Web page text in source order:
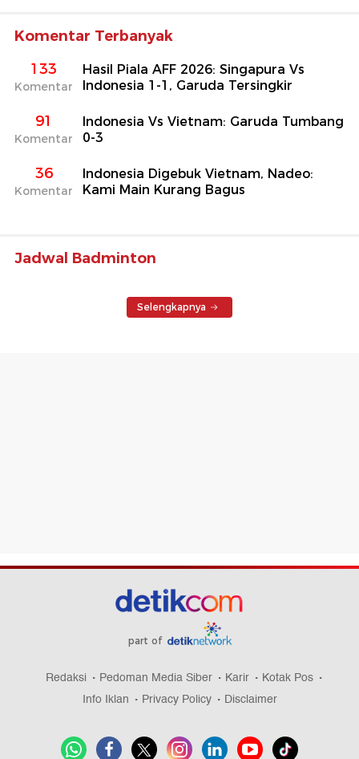
Komentar Terbanyak
133
Komentar
Hasil Piala AFF 2026: Singapura Vs
Indonesia 1-1, Garuda Tersingkir
91
Komentar
Indonesia Vs Vietnam: Garuda Tumbang
0-3
36
Komentar
Indonesia Digebuk Vietnam, Nadeo:
Kami Main Kurang Bagus
Jadwal Badminton
Selengkapnya
part of
Redaksi Pedoman Media Siber Karir
Kotak Pos
Info Iklan
Privacy Policy Disclaimer